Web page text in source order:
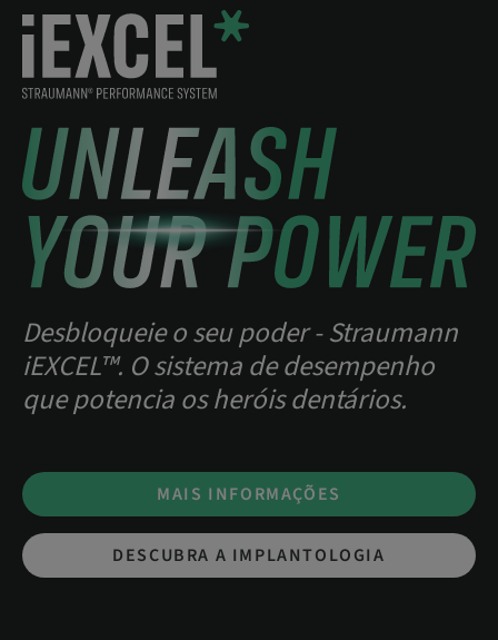
Desbloqueie o seu poder - Straumann
iEXCEL™. O sistema de desempenho
que potencia os heróis dentários.
MAIS INFORMAÇÕES
DESCUBRA A IMPLANTOLOGIA